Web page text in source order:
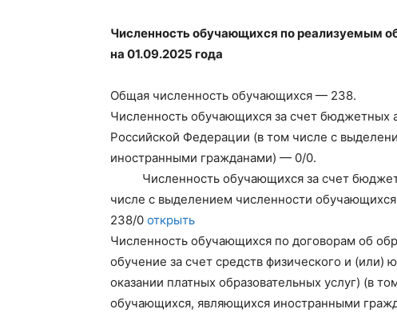
Численность обучающихся по реализуемым
на 01.09.2025 года
Общая численность обучающихся — 238.
Численность обучающихся за счет бюджетных
Российской Федерации (в том числе с
иностранными гражданами) — 0/0.
Численность обучающихся за счет
числе с выделением численности
238/0 открыть
Численность обучающихся по договорам об
обучение за счет средств физического и
оказании платных образовательных услуг) (в
обучающихся, являющихся иностранными